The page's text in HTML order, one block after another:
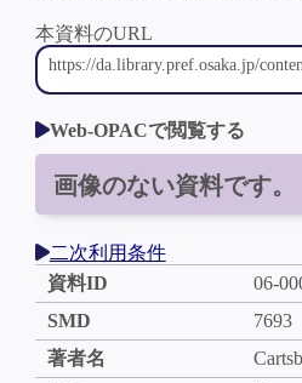
本資料のURL
Web-OPACで閲覧する
画像のない資料です。
二次利用条件
資料ID
06-
SMD
7693
著者名